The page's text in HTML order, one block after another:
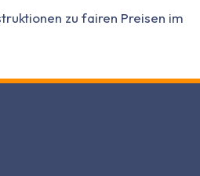
zu fairen Preisen im